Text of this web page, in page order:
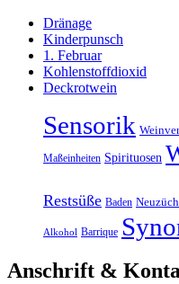
Dränage
Kinderpunsch
1. Februar
Kohlenstoffdioxid
Deckrotwein
Sensorik
Maßeinheiten Spirituosen
Restsüße Baden
Alkohol Barrique
Anschrift &